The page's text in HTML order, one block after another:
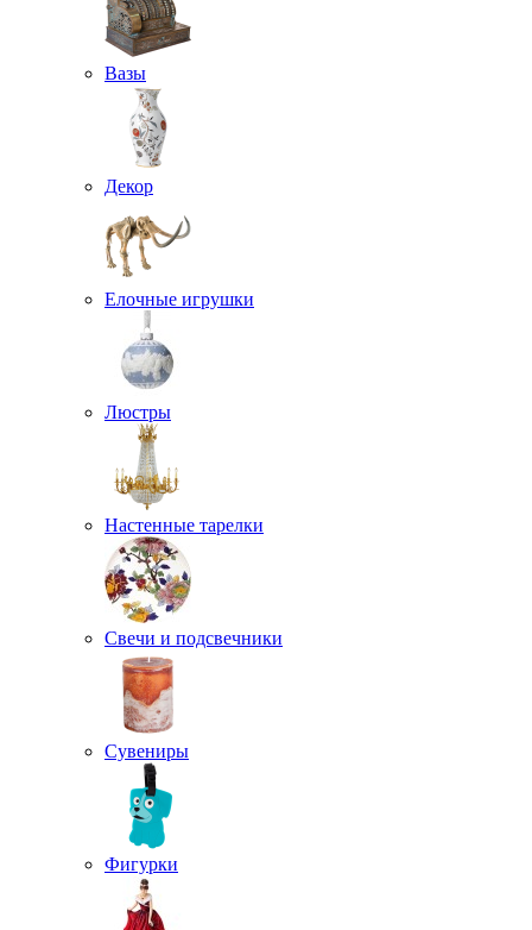
Вазы
Декор
Елочные игрушки
Люстры
Настенные тарелки
Свечи и подсвечники
Сувениры
Фигурки